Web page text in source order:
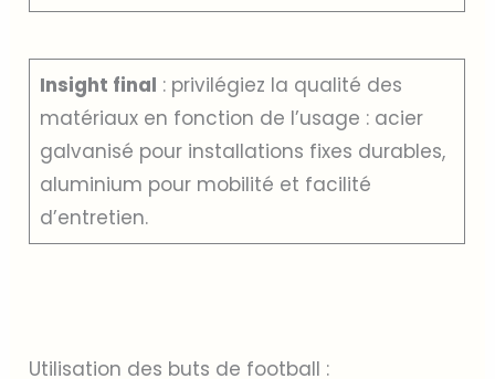
Insight final : privilégiez la qualité des
matériaux en fonction de l’usage : acier
galvanisé pour installations fixes durables,
aluminium pour mobilité et facilité
d’entretien.
Utilisation des buts de football :